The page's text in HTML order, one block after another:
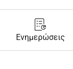
Ενημερώσεις